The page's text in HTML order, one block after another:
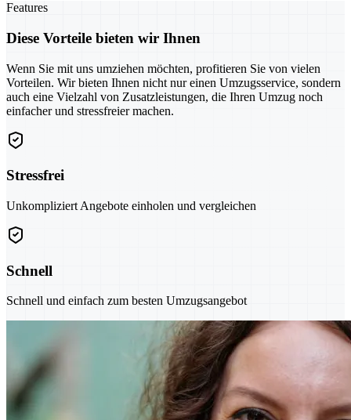
Features
Diese Vorteile bieten wir Ihnen
Wenn Sie mit uns umziehen möchten, profitieren Sie von vielen
Vorteilen. Wir bieten Ihnen nicht nur einen Umzugsservice, sondern
auch eine Vielzahl von Zusatzleistungen, die Ihren Umzug noch
einfacher und stressfreier machen.
Stressfrei
Unkompliziert Angebote einholen und vergleichen
Schnell
Schnell und einfach zum besten Umzugsangebot